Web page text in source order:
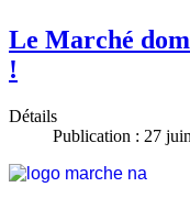
Le Marché
!
Détails
Publication : 27